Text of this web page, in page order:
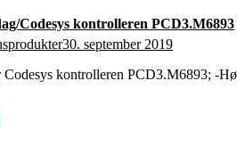
Codesys kontrolleren PCD3.M6893
30. september 2019
Codesys kontrolleren PCD3.M6893; -